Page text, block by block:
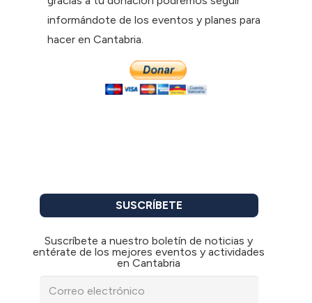
informándote de los eventos y planes para
hacer en Cantabria.
SUSCRÍBETE
Suscríbete a nuestro boletín de noticias y
entérate de los mejores eventos y actividades
en Cantabria